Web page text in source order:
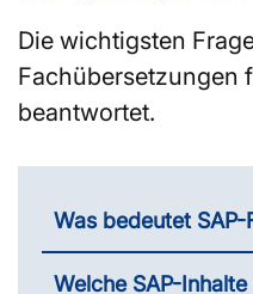
Die wichtigsten
Fachübersetzungen
beantwortet.
Was bedeutet
Welche SAP-